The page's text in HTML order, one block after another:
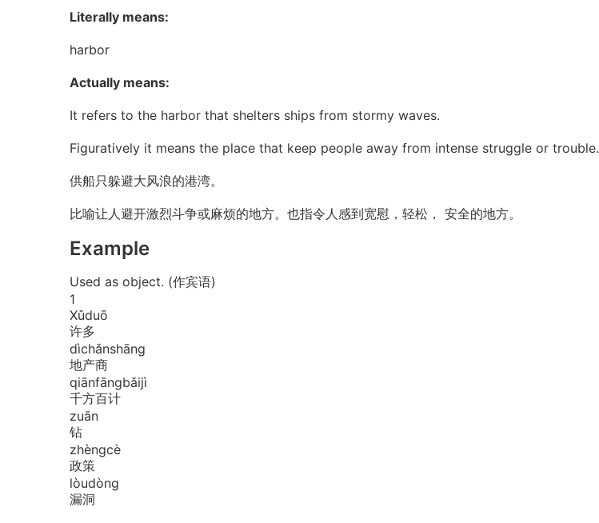
Literally means:
harbor
Actually means:
It refers to the harbor that shelters ships from stormy waves.
Figuratively it means the place that keep people away from intense struggle or trouble.
供船只躲避大风浪的港湾。
比喻让人避开激烈斗争或麻烦的地方。也指令人感到宽慰，轻松， 安全的地方。
Example
Used as object. (作宾语)
1
Xǔduō
许多
dìchǎnshāng
地产商
qiānfāngbǎijì
千方百计
zuān
钻
zhèngcè
政策
lòudòng
漏洞